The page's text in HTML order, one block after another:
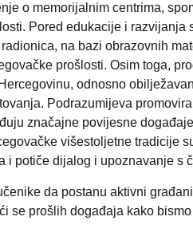
o memorijalnim centrima,
Pored edukacije i
na bazi obrazovnih
prošlosti. Osim toga,
odnosno
Podrazumijeva
značajne povijesne
višestoljetne tradicije
potiče dijalog i upoznavanje
da postanu aktivni
se prošlih događaja kako